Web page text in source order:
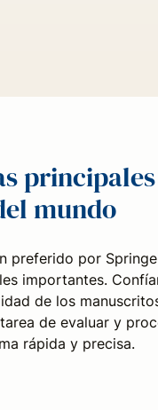
principales
mundo
preferido por
importantes.
de los
de evaluar y
rápida y precisa.